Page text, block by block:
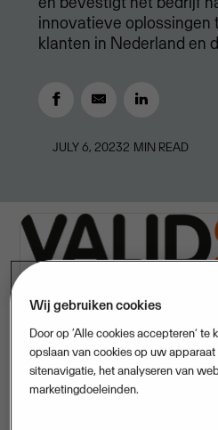
innovatieve oplossingen
klanten in Nederland en
JULY 6, 20232 MIN READ
ValidSign timmert sinds 2016
gebied van digitale
Wij gebruiken cookies
Door op ‘Alle cookies accepteren’
opslaan van cookies op uw
sitenavigatie, het analyseren van
marketingdoeleinden.